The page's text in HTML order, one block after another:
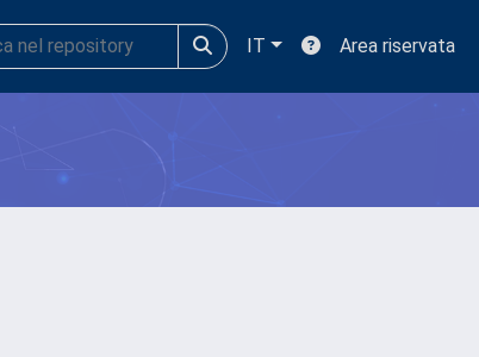
IT Area riservata